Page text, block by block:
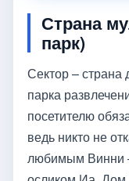
Страна
парк)
Сектор – страна
парка
посетителю
ведь никто не
любимым Винни